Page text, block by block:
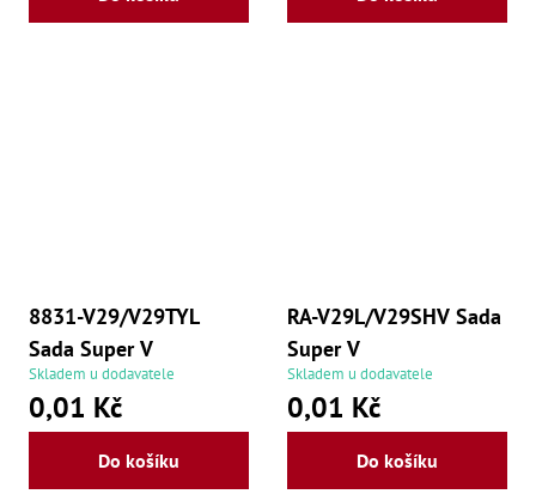
8831-V29/V29TYL
Sada Super V
Skladem u dodavatele
0,01 Kč
Do košíku
RA-V29L/V29SHV Sada
Super V
Skladem u dodavatele
0,01 Kč
Do košíku